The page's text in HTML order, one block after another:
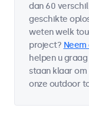
dan 60
geschikte
weten welk
project?
helpen u
staan klaar
onze outdoor